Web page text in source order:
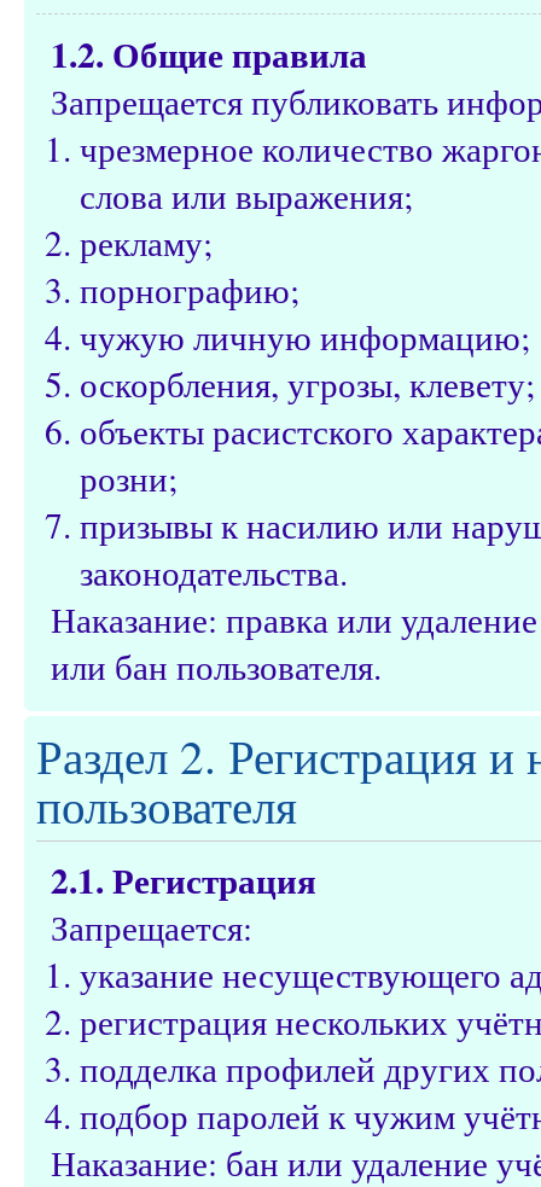
1.2. Общие правила
Запрещается публиковать
чрезмерное количество
слова или выражения;
рекламу;
порнографию;
чужую личную информацию;
оскорбления, угрозы, клевету;
объекты расистского
розни;
призывы к насилию или
законодательства.
Наказание: правка или
или бан пользователя.
Раздел 2. Регистрация
пользователя
2.1. Регистрация
Запрещается:
указание несуществующего
регистрация нескольких
подделка профилей других
подбор паролей к чужим
Наказание: бан или удаление